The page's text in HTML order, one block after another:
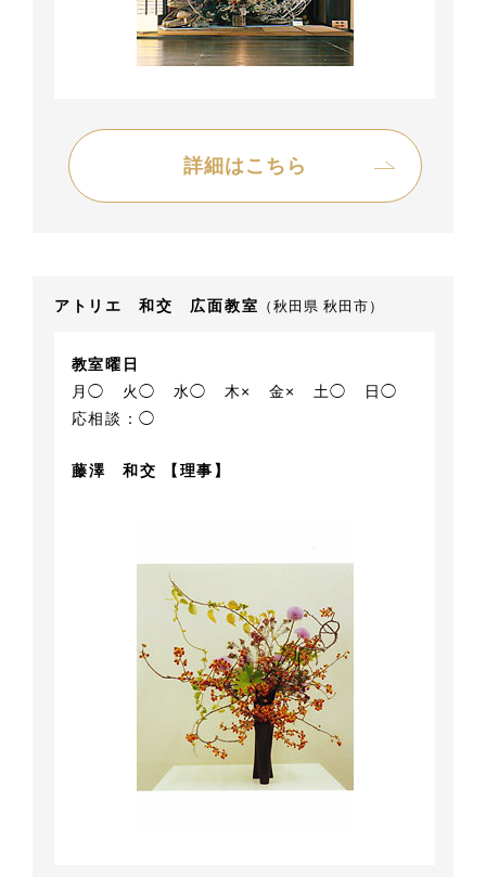
詳細はこちら
アトリエ 和交 広面教室 （秋田県 秋田市）
教室曜日
月◯
火◯ 水◯ 木× 金× 土◯
日◯
応相談：◯
藤澤 和交 【理事】